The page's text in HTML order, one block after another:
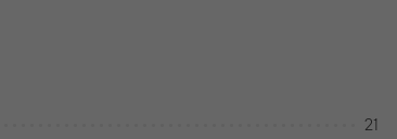
21